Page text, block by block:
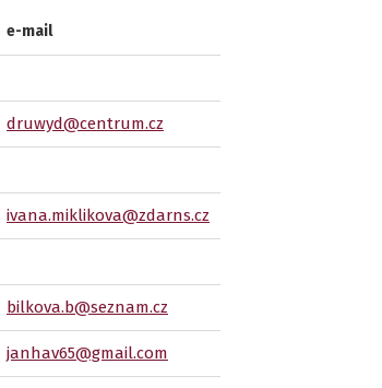
e-mail
druwyd@centrum.cz
ivana.miklikova@zdarns.cz
bilkova.b@seznam.cz
janhav65@gmail.com